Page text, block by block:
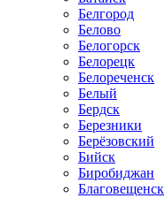
Белгород
Белово
Белогорск
Белорецк
Белореченск
Белый
Бердск
Березники
Берёзовский
Бийск
Биробиджан
Благовещенск